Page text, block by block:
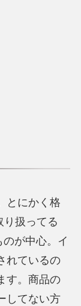
とにかく格
り扱ってる
が中心。イ
れているの
す。商品の
してない方